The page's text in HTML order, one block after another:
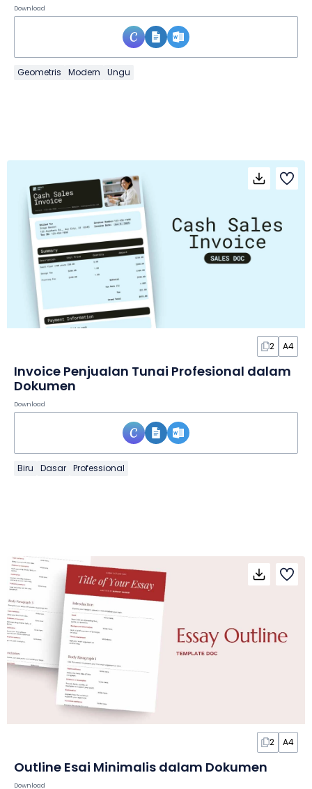
Download
Geometris Modern Ungu
2 A4
Invoice Penjualan Tunai Profesional dalam
Dokumen
Download
Biru Dasar Professional
2 A4
Outline Esai Minimalis dalam Dokumen
Download